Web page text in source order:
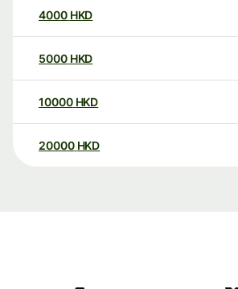
4000 HKD
5000 HKD
10000 HKD
20000 HKD